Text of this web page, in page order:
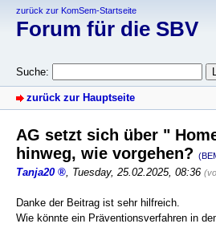
zurück zur KomSem-Startseite
Forum für die SBV
Suche:
zurück zur Hauptseite
AG setzt sich über "
hinweg, wie vorgehen?
Tanja20 , Tuesday, 25.02.2025, 08:36
Danke der Beitrag ist sehr hilfreich.
Wie könnte ein Präventionsverfahren in